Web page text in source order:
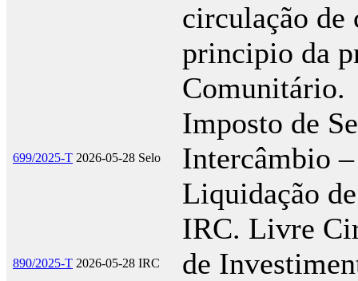
circulação de
principio da
Comunitário.
699/2025-T 2026-05-28 Selo
Imposto de
Intercâmbio
Liquidação
890/2025-T 2026-05-28 IRC
IRC. Livre
de